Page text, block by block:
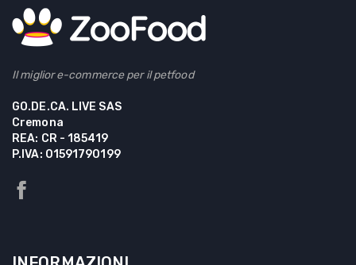
Il miglior e-commerce per il petfood
GO.DE.CA. LIVE SAS
Cremona
REA: CR - 185419
P.IVA: 01591790199